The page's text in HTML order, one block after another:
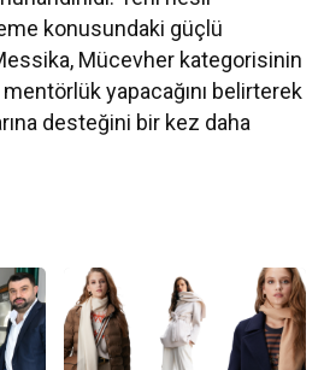
konusundaki güçlü
Mücevher kategorisinin
yapacağını belirterek
desteğini bir kez daha